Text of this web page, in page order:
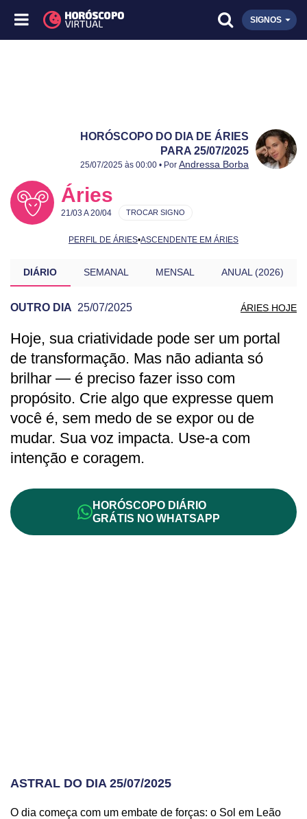
SIGNOS
HORÓSCOPO DO DIA DE ÁRIES
PARA 25/07/2025
Publicado:
25/07/2025
Atualizado:
25/07/2025
25/07/2025 às 00:00 • Por Andressa Borba
Áries
21/03 A 20/04
PERFIL DE ÁRIES•ASCENDENTE EM ÁRIES
TROCAR SIGNO
DIÁRIO SEMANAL MENSAL ANUAL (2026)
OUTRO DIA 25/07/2025 ÁRIES HOJE
PREVISÃO DE ÁRIES PARA OUTRO DIA
Hoje, sua criatividade pode ser um portal
de transformação. Mas não adianta só
brilhar — é preciso fazer isso com
propósito. Crie algo que expresse quem
você é, sem medo de se expor ou de
mudar. Sua voz impacta. Use-a com
intenção e coragem.
HORÓSCOPO DIÁRIO
GRÁTIS NO WHATSAPP
ASTRAL DO DIA 25/07/2025
O dia começa com um embate de forças: o Sol em Leão